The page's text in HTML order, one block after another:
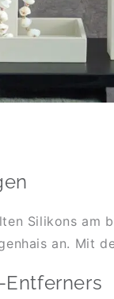
Silikons am
an. Mit
Entferners